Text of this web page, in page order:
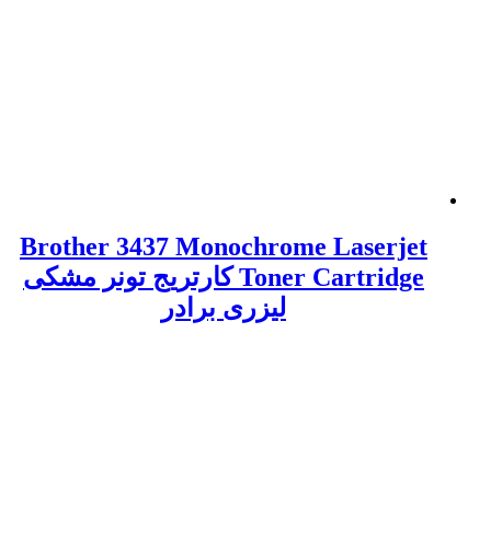
Brother 3437 Monochrome Laserjet
Toner Cartridge کارتریج تونر مشکی
لیزری برادر